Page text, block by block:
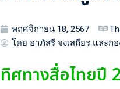
พฤศจิกายน 18, 2567
โดย อาภัสรี จงเสถียร และก
ทิศทางสื่อไทยปี